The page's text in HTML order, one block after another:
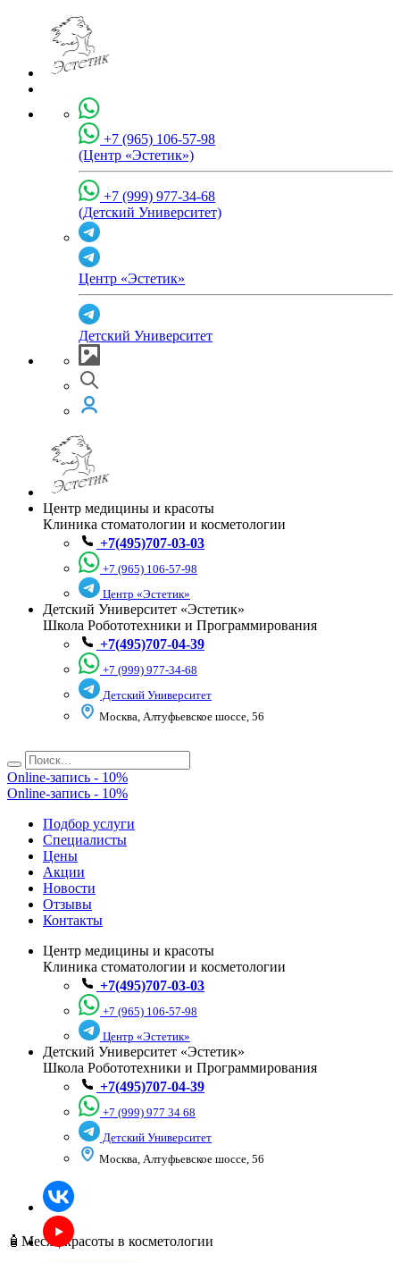
+7 (965) 106-57-98
(Центр «Эстетик»)
+7 (999) 977-34-68
(Детский Университет)
Центр «Эстетик»
Детский Университет
Центр медицины и красоты
Клиника стоматологии и косметологии
+7(495)707-03-03
+7 (965) 106-57-98
Центр «Эстетик»
Детский Университет «Эстетик»
Школа Робототехники и Программирования
+7(495)707-04-39
+7 (999) 977-34-68
Детский Университет
Москва, Алтуфьевское шоссе, 56
🧴Месяц красоты в косметологии
Online-запись - 10%
Online-запись - 10%
Подбор услуги
Специалисты
Цены
Акции
Новости
Отзывы
Контакты
Центр медицины и красоты
Клиника стоматологии и косметологии
+7(495)707-03-03
+7 (965) 106-57-98
Центр «Эстетик»
Детский Университет «Эстетик»
Школа Робототехники и Программирования
+7(495)707-04-39
+7 (999) 977 34 68
Детский Университет
Москва, Алтуфьевское шоссе, 56